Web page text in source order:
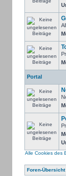
Portal
Alle Cookies des
Foren-Übersicht